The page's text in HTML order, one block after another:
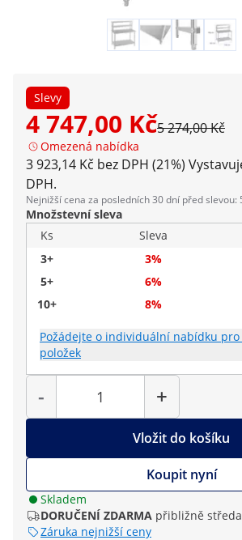
Slevy
4 747,00 Kč5 274,00 Kč
Omezená nabídka
3 923,14 Kč bez DPH (21%)
DPH.
Nejnižší cena za posledních 30 dní před slevou:
Množstevní sleva
Ks
Sleva
3+
3%
5+
6%
10+
8%
Požádejte o individuální nabídku pro
položek
-
Počet
+
Vložit do košíku
Koupit nyní
Skladem
DORUČENÍ ZDARMA přibližně
Záruka nejnižší ceny